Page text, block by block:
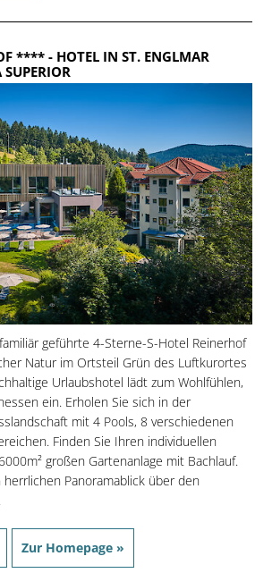
****- HOTEL IN ST. ENGLMAR
SUPERIOR
geführte 4-Sterne-S-Hotel Reinerhof
Natur im Ortsteil Grün des Luftkurortes
Urlaubshotel lädt zum Wohlfühlen,
ein. Erholen Sie sich in der
mit 4 Pools, 8 verschiedenen
Finden Sie Ihren individuellen
großen Gartenanlage mit Bachlauf.
Panoramablick über den
Zur Homepage »